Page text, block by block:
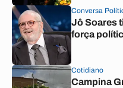
Conversa
Jô Soares
força
Cotidiano
Campina